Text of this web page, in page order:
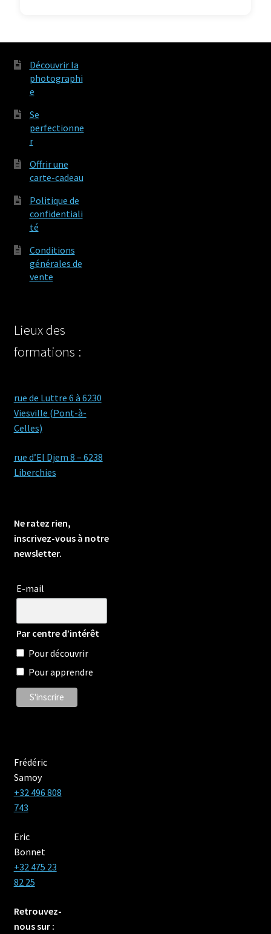
Découvrir la
photographi
e
Se
perfectionne
r
Offrir une
carte-cadeau
Politique de
confidentiali
té
Conditions
générales de
vente
Lieux des
formations :
rue de Luttre 6 à 6230
Viesville (Pont-à-
Celles)
rue d’El Djem 8 – 6238
Liberchies
Ne ratez rien,
inscrivez-vous à notre
newsletter.
E-mail
Par centre d’intérêt
Pour découvrir
Pour apprendre
Frédéric
Samoy
+32 496 808
743
Eric
Bonnet
+32 475 23
82 25‬
Retrouvez-
nous sur :